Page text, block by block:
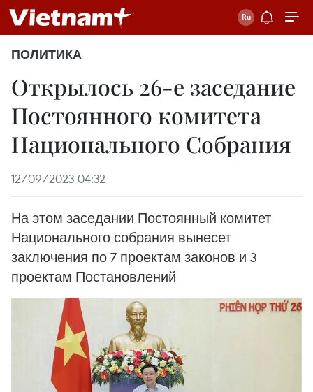
ПОЛИТИКА
Открылось 26-е заседание
Постоянного комитета
Национального Собрания
12/09/2023 04:32
На этом заседании Постоянный комитет
Национального собрания вынесет
заключения по 7 проектам законов и 3
проектам Постановлений